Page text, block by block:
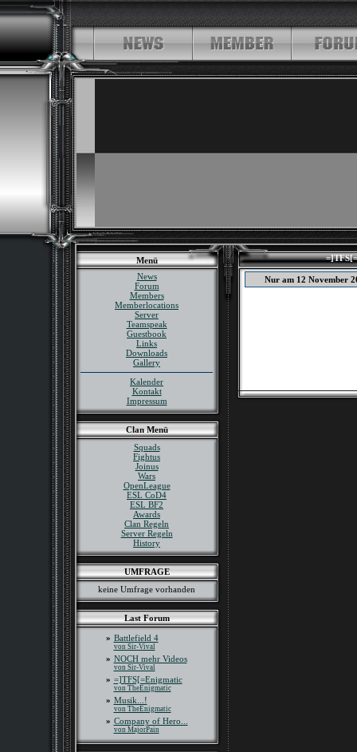
Menü
News
Forum
Members
Memberlocations
Server
Teamspeak
Guestbook
Links
Downloads
Gallery
Kalender
Kontakt
Impressum
Clan Menü
Squads
Fightus
Joinus
Wars
OpenLeague
ESL CoD4
ESL BF2
Awards
Clan Regeln
Server Regeln
History
UMFRAGE
keine Umfrage vorhanden
Last Forum
» Battlefield 4
von Sir-Vival
» NOCH mehr Videos
von Sir-Vival
» =]TFS[=Enigmatic
von TheEnigmatic
» Musik...!
von TheEnigmatic
» Company of Hero...
von MajorPain
Nur am 12 November